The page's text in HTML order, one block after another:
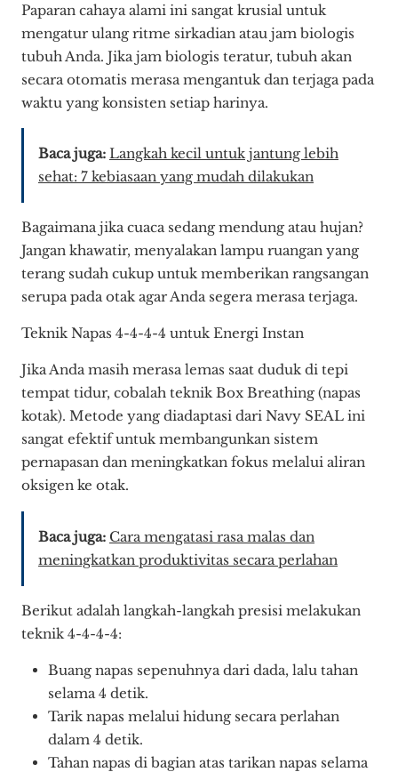
Paparan cahaya alami ini sangat krusial untuk
mengatur ulang ritme sirkadian atau jam biologis
tubuh Anda. Jika jam biologis teratur, tubuh akan
secara otomatis merasa mengantuk dan terjaga pada
waktu yang konsisten setiap harinya.
Baca juga: Langkah kecil untuk jantung lebih
sehat: 7 kebiasaan yang mudah dilakukan
Bagaimana jika cuaca sedang mendung atau hujan?
Jangan khawatir, menyalakan lampu ruangan yang
terang sudah cukup untuk memberikan rangsangan
serupa pada otak agar Anda segera merasa terjaga.
Teknik Napas 4-4-4-4 untuk Energi Instan
Jika Anda masih merasa lemas saat duduk di tepi
tempat tidur, cobalah teknik Box Breathing (napas
kotak). Metode yang diadaptasi dari Navy SEAL ini
sangat efektif untuk membangunkan sistem
pernapasan dan meningkatkan fokus melalui aliran
oksigen ke otak.
Baca juga: Cara mengatasi rasa malas dan
meningkatkan produktivitas secara perlahan
Berikut adalah langkah-langkah presisi melakukan
teknik 4-4-4-4:
Buang napas sepenuhnya dari dada, lalu tahan
selama 4 detik.
Tarik napas melalui hidung secara perlahan
dalam 4 detik.
Tahan napas di bagian atas tarikan napas selama